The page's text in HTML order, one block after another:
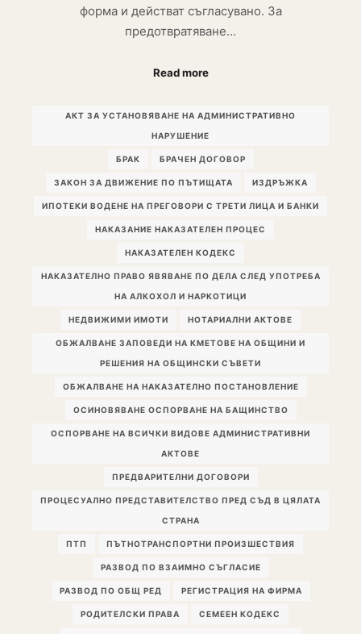
форма и действат съгласувано. За
предотвратяване…
Read more
АКТ ЗА УСТАНОВЯВАНЕ НА АДМИНИСТРАТИВНО
НАРУШЕНИЕ
БРАК БРАЧЕН ДОГОВОР
ЗАКОН ЗА ДВИЖЕНИЕ ПО ПЪТИЩАТА ИЗДРЪЖКА
ИПОТЕКИ ВОДЕНЕ НА ПРЕГОВОРИ С ТРЕТИ ЛИЦА И БАНКИ
НАКАЗАНИЕ НАКАЗАТЕЛЕН ПРОЦЕС
НАКАЗАТЕЛЕН КОДЕКС
НАКАЗАТЕЛНО ПРАВО ЯВЯВАНЕ ПО ДЕЛА СЛЕД УПОТРЕБА
НА АЛКОХОЛ И НАРКОТИЦИ
НЕДВИЖИМИ ИМОТИ НОТАРИАЛНИ АКТОВЕ
ОБЖАЛВАНЕ ЗАПОВЕДИ НА КМЕТОВЕ НА ОБЩИНИ И
РЕШЕНИЯ НА ОБЩИНСКИ СЪВЕТИ
ОБЖАЛВАНЕ НА НАКАЗАТЕЛНО ПОСТАНОВЛЕНИЕ
ОСИНОВЯВАНЕ ОСПОРВАНЕ НА БАЩИНСТВО
ОСПОРВАНЕ НА ВСИЧКИ ВИДОВЕ АДМИНИСТРАТИВНИ
АКТОВЕ
ПРЕДВАРИТЕЛНИ ДОГОВОРИ
ПРОЦЕСУАЛНО ПРЕДСТАВИТЕЛСТВО ПРЕД СЪД В ЦЯЛАТА
СТРАНА
ПТП ПЪТНОТРАНСПОРТНИ ПРОИЗШЕСТВИЯ
РАЗВОД ПО ВЗАИМНО СЪГЛАСИЕ
РАЗВОД ПО ОБЩ РЕД РЕГИСТРАЦИЯ НА ФИРМА
РОДИТЕЛСКИ ПРАВА СЕМЕЕН КОДЕКС